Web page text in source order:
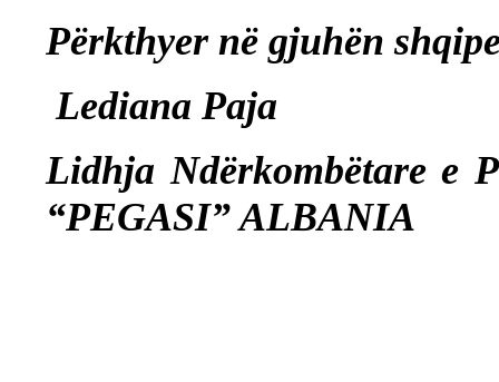
Përkthyer në gjuhën
Lediana Paja
Lidhja Ndërkombëtare e
“PEGASI” ALBANIA